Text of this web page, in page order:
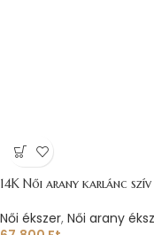
14K Női arany karlánc
Női ékszer, Női arany